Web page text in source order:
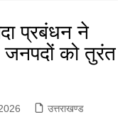
प्रबंधन ने
जनपदों को तुरंत
उत्तराखण्ड
r